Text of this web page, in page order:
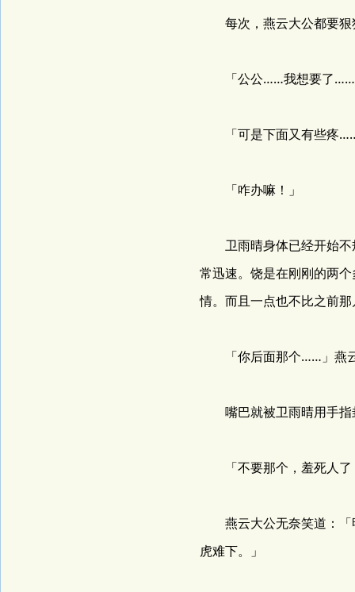
每次，燕云大公都要狠
「公公……我想要了
「可是下面又有些疼
「咋办嘛！」
卫雨晴身体已经开始不
常迅速。饶是在刚刚的两
情。而且一点也不比之前
「你后面那个……」燕
嘴巴就被卫雨晴用手指
「不要那个，羞死人了
燕云大公无奈笑道：「
虎难下。」